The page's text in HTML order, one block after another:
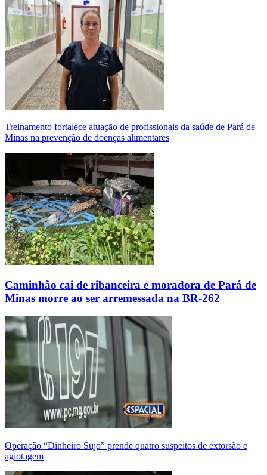
Treinamento fortalece atuação de profissionais da saúde de Pará de
Minas na prevenção de doenças alimentares
Caminhão cai de ribanceira e moradora de Pará de
Minas morre ao ser arremessada na BR-262
Operação “Dinheiro Sujo” prende quatro suspeitos de extorsão e
agiotagem